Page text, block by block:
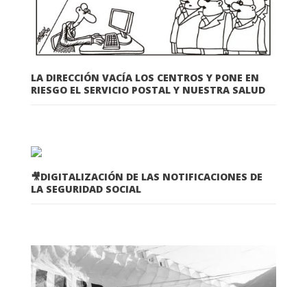
LA DIRECCIÓN VACÍA LOS CENTROS Y PONE EN
RIESGO EL SERVICIO POSTAL Y NUESTRA SALUD
🎥DIGITALIZACIÓN DE LAS NOTIFICACIONES DE
LA SEGURIDAD SOCIAL